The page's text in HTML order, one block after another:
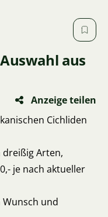
aus
Anzeige teilen
Cichliden
Arten,
je nach aktueller
und